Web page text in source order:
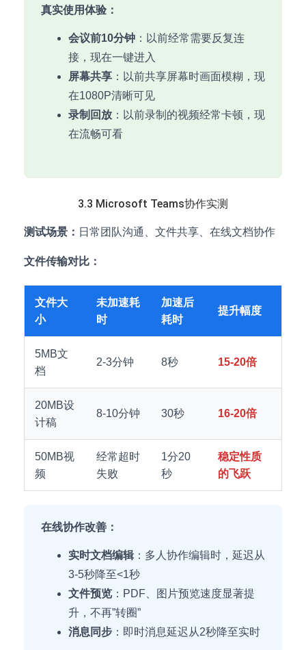
真实使用体验：
会议前10分钟 ：以前经常需要反复连
接，现在一键进入
屏幕共享 ：以前共享屏幕时画面模糊，现
在1080P清晰可见
录制回放 ：以前录制的视频经常卡顿，现
在流畅可看
3.3 Microsoft Teams协作实测
测试场景： 日常团队沟通、文件共享、在线文档协作
文件传输对比：
文件大
小
未加速耗
时
加速后
耗时
提升幅度
5MB文
档
2-3分钟 8秒 15-20倍
20MB设
计稿
8-10分钟 30秒 16-20倍
50MB视
频
经常超时
失败
1分20
秒
稳定性质
的飞跃
在线协作改善：
实时文档编辑：多人协作编辑时，延迟从
3-5秒降至<1秒
文件预览 ：PDF、图片预览速度显著提
升，不再”转圈”
消息同步 ：即时消息延迟从2秒降至实时